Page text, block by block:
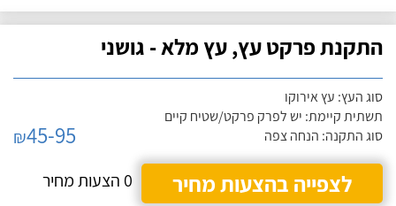
התקנת פרקט עץ, עץ מלא - גושני
סוג העץ: עץ אירוקו
תשתית קיימת: יש לפרק פרקט/שטיח קיים
סוג התקנה: הנחה צפה
₪45-95
לצפייה בהצעות מחיר
0 הצעות מחיר